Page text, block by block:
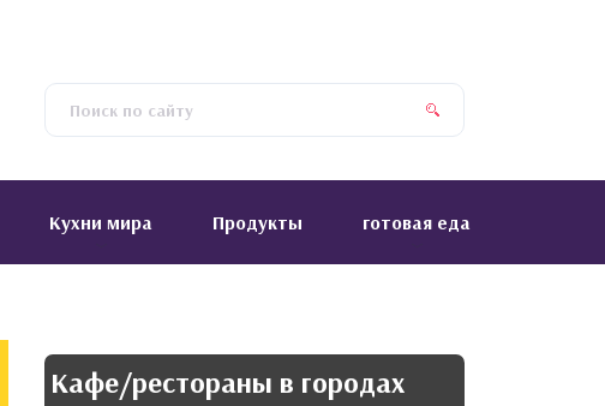
Кухни мира Продукты готовая еда
Кафе/рестораны в городах